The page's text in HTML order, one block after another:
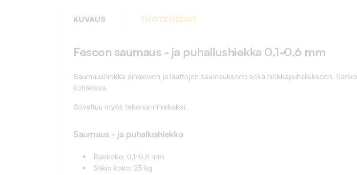
KUVAUS TUOTETIEDOT
Fescon saumaus - ja puhallushiekka 0,1-0,6 mm
Saumaushiekka pihakivien ja laattojen saumaukseen sekä hiekkapuhallukseen.
kohteissa.
Soveltuu myös tekonurmihiekaksi.
Saumaus - ja puhallushiekka
Raekoko: 0,1-0,6 mm
Säkin koko: 25 kg